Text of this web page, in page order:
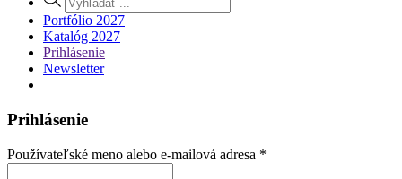
search
Portfólio 2027
Katalóg 2027
Prihlásenie
Newsletter
Prihlásenie
Používateľské meno alebo e-mailová adresa *